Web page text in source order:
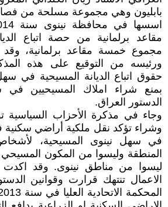
بابليون وهي مجموعة مسلحة من
مقاعد برلمانية من حصة اتباع
مجموع خمسة مقاعد برلمانية، وقد
ورئيسه من التوقيع على هذه
حقوق اتباع الديانة المسيحية في
بمنع شراء املاك المسيحيين
الدستور العراق.
وجاء في مذكرة الأحزاب السياسية
وشراء تؤكد نقل ملكية أراضي
في سهل نينوى المسيحية،
المنطقة وليسوا من المكون
ليسوا من مناطق نينوى. وقد اكدت
الاعمال تنتهك قرارت وقوانين